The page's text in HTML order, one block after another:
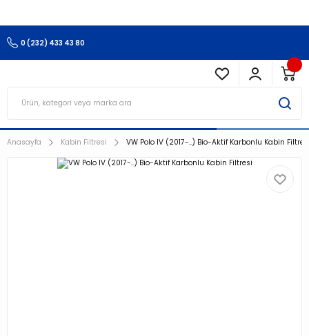
0 (232) 433 43 80
Anasayfa Kabin Filtresi VW Polo IV (2017-..) Bio-Aktif Karbonlu Kabin